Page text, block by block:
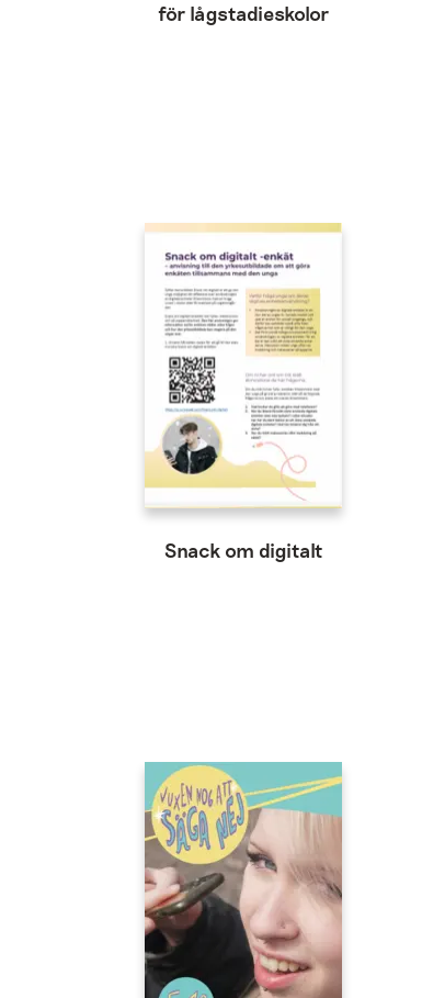
för lågstadieskolor
Snack om digitalt